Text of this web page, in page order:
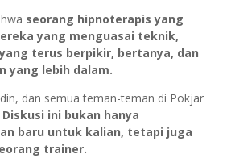
seorang hipnoterapis yang
yang menguasai teknik,
terus berpikir, bertanya, dan
yang lebih dalam.
dan semua teman-teman di Pokjar
Diskusi ini bukan hanya
baru untuk kalian, tetapi juga
trainer.